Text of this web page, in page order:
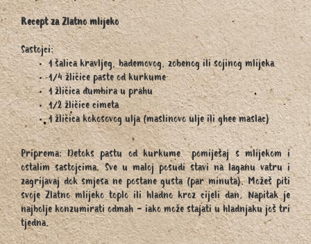
Recept za Zlatno mlijeko
Sastojci:
1 šalica kravljeg, bademovog, zobenog ili sojinog mlijeka
1/4 žličice paste od kurkume
1 žličica đumbira u prahu
1/2 žličice cimeta
1 žličica kokosovog ulja (maslinovo ulje ili ghee maslac)
Priprema: Detoks pastu od kurkume pomiješaj s mlijekom i
ostalim sastojcima. Sve u maloj posudi stavi na laganu vatru i
zagrijavaj dok smjesa ne postane gusta (par minuta). Možeš piti
svoje Zlatno mlijeko toplo ili hladno kroz cijeli dan. Napitak je
najbolje konzumirati odmah - iako može stajati u hladnjaku još tri
tjedna.